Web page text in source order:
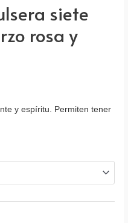
siete
rosa y
y espíritu. Permiten tener